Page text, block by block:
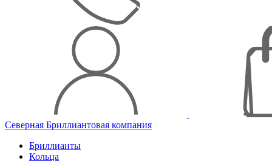
Северная Бриллиантовая компания
Бриллианты
Кольца